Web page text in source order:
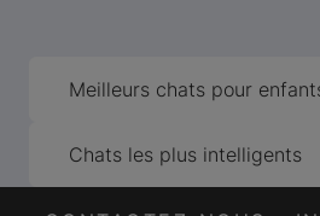
Meilleurs chats pour
Chats les plus intelligents